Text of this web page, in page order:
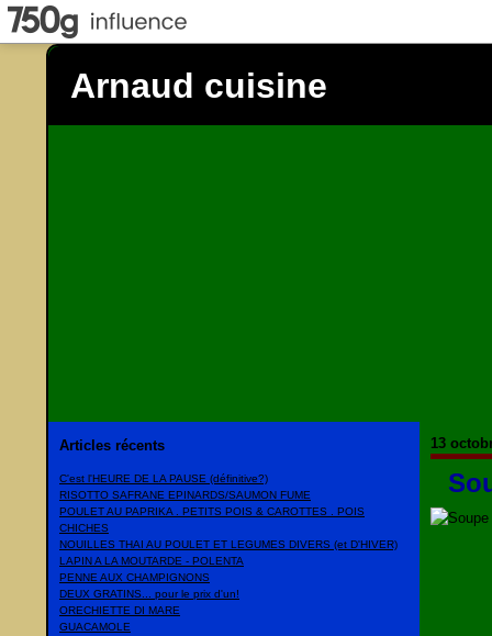
Arnaud cuisine
Articles récents
C'est l'HEURE DE LA PAUSE (définitive?)
RISOTTO SAFRANE EPINARDS/SAUMON FUME
POULET AU PAPRIKA . PETITS POIS & CAROTTES . POIS
CHICHES
NOUILLES THAI AU POULET ET LEGUMES DIVERS (et D'HIVER)
LAPIN A LA MOUTARDE - POLENTA
PENNE AUX CHAMPIGNONS
DEUX GRATINS... pour le prix d'un!
ORECHIETTE DI MARE
GUACAMOLE
13